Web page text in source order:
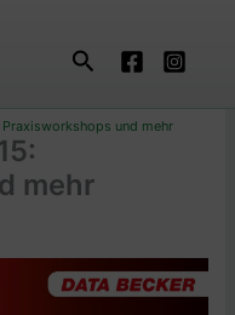
Suchen
und mehr
mehr